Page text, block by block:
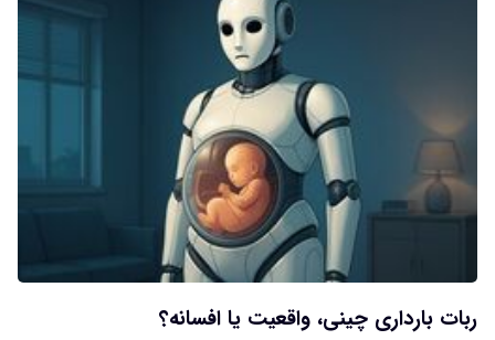
ربات بارداری چینی، واقعیت یا افسانه؟